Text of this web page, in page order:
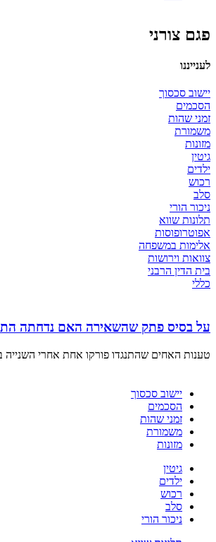
פגם צורני
לענייננו
יישוב סכסוך
הסכמים
זמני שהות
משמורת
מזונות
גיטין
ילדים
רכוש
סלב
ניכור הורי
תלונות שווא
אפוטרופוסות
אלימות במשפחה
צוואות וירושות
בית הדין הרבני
כללי
על בסיס פתק שהשאירה האם נדחתה
טענות האחים שהתנגדו פורקו אחת אחרי השנייה
יישוב סכסוך
הסכמים
זמני שהות
משמורת
מזונות
גיטין
ילדים
רכוש
סלב
ניכור הורי